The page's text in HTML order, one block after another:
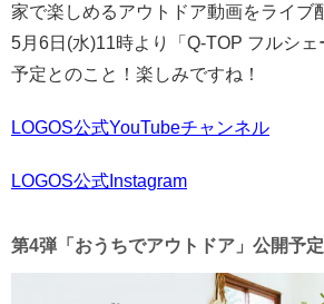
家で楽しめるアウトドア動画をライブ
5月6日(水)11時より「Q-TOP フルシェ
予定とのこと！楽しみですね！
LOGOS公式YouTubeチャンネル
LOGOS公式Instagram
第4弾「おうちでアウトドア」公開予定